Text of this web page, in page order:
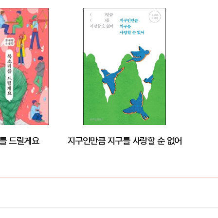
드릴게요 지구인만큼 지구를 사랑할 순 없어